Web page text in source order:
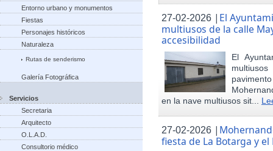
Entorno urbano y monumentos
Fiestas
Personajes históricos
Naturaleza
Rutas de senderismo
Galería Fotográfica
Servicios
Secretaria
Arquitecto
O.L.A.D.
Consultorio médico
27-02-2026 | El
multiusos de la calle
accesibilidad
El
en la nave multiusos sit...
27-02-2026 |
fiesta de La Botarga y